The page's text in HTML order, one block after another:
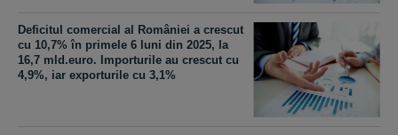
Deficitul comercial al României a crescut
cu 10,7% în primele 6 luni din 2025, la
16,7 mld.euro. Importurile au crescut cu
4,9%, iar exporturile cu 3,1%